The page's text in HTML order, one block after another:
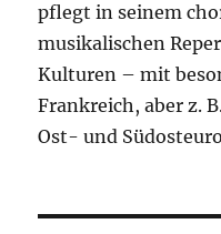
pflegt in seinem
musikalischen
Kulturen – mit
Frankreich, aber z.
Ost- und